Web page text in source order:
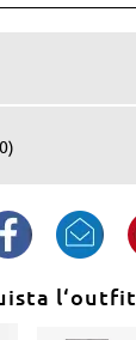
l‘outfit